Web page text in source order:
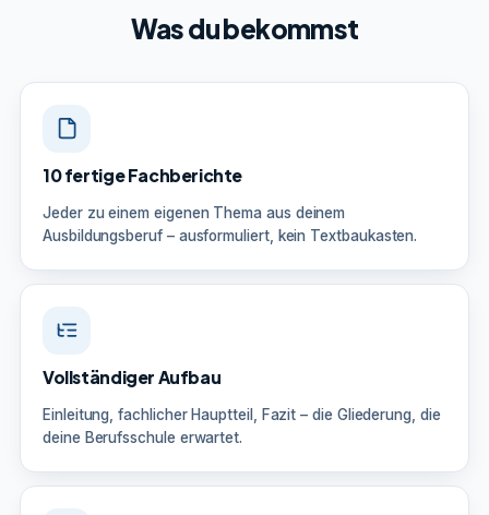
Was du bekommst
10 fertige Fachberichte
Jeder zu einem eigenen Thema aus deinem
Ausbildungsberuf – ausformuliert, kein Textbaukasten.
Vollständiger Aufbau
Einleitung, fachlicher Hauptteil, Fazit – die Gliederung, die
deine Berufsschule erwartet.